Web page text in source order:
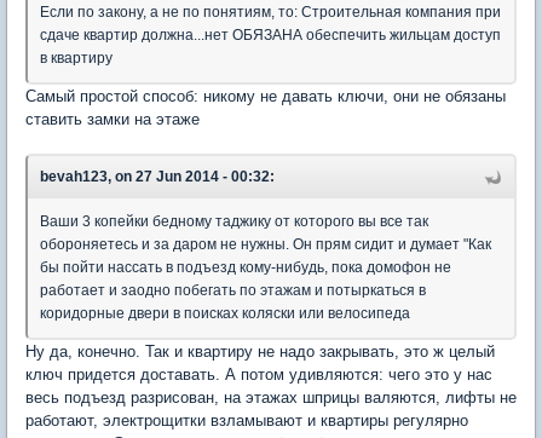
Если по закону, а не по понятиям, то: Строительная компания при
сдаче квартир должна...нет ОБЯЗАНА обеспечить жильцам доступ
в квартиру
Самый простой способ: никому не давать ключи, они не обязаны
ставить замки на этаже
bevah123, on 27 Jun 2014 - 00:32:
Ваши 3 копейки бедному таджику от которого вы все так
обороняетесь и за даром не нужны. Он прям сидит и думает "Как
бы пойти нассать в подъезд кому-нибудь, пока домофон не
работает и заодно побегать по этажам и потыркаться в
коридорные двери в поисках коляски или велосипеда
Ну да, конечно. Так и квартиру не надо закрывать, это ж целый
ключ придется доставать. А потом удивляются: чего это у нас
весь подъезд разрисован, на этажах шприцы валяются, лифты не
работают, электрощитки взламывают и квартиры регулярно